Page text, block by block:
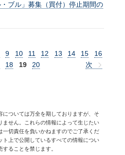
・ブル」募集（買付）停止期間の
9 10 11 12 13 14 15
16
18 19 20 次
については万全を期しておりますが、そ
ません。これらの情報によって生じたい
一切責任を負いかねますのでご了承くだ
ト上で公開しているすべての情報につい
ることを禁じます。